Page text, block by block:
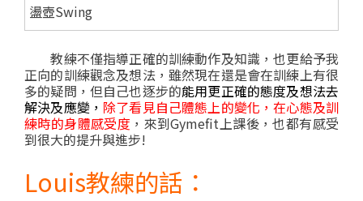
盪壺Swing
教練不僅指導正確的訓練動作及知識，也更給予我
正向的訓練觀念及想法， 雖然現在還是會在訓練上有很
多的疑問，但自己也逐步的能用更正確的態度及想法去
解決及應變， 除了看見自己體態上的變化，在心態及訓
練時的身體感受度 ，來到Gymefit上課後，也都有感受
到很大的提升與進步!
Louis教練的話：